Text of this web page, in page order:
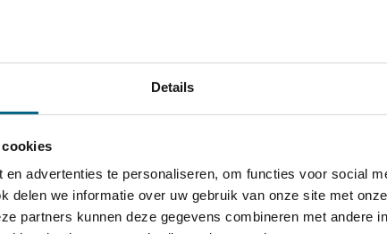
Details
advertenties te personaliseren, om functies voor social
delen we informatie over uw gebruik van onze site met
partners kunnen deze gegevens combineren met andere
maar er komt heel wat bij
woning die u op het oog heeft
financiële situatie? Hoe zit het
geeft u daar op
toe bent.